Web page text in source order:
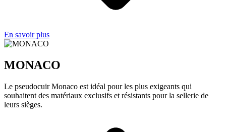
En savoir plus
MONACO
Le pseudocuir Monaco est idéal pour les plus exigeants qui
souhaitent des matériaux exclusifs et résistants pour la sellerie de
leurs sièges.